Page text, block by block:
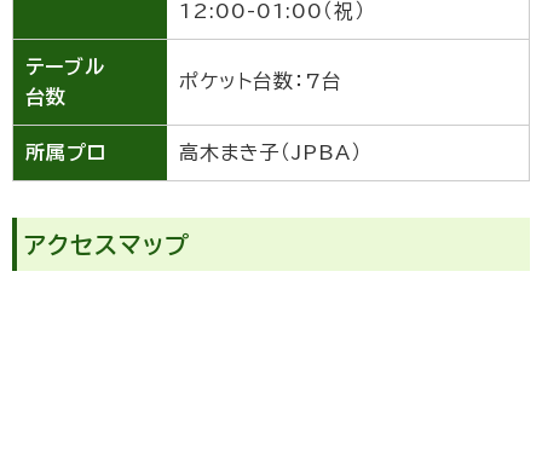
12:00-01:00（祝）
テーブル
台数
ポケット台数：7台
所属プロ 高木まき子（JPBA）
アクセスマップ